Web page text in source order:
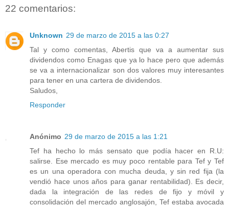
22 comentarios:
Unknown 29 de marzo de 2015 a las 0:27
Tal y como comentas, Abertis que va a aumentar sus
dividendos como Enagas que ya lo hace pero que además
se va a internacionalizar son dos valores muy interesantes
para tener en una cartera de dividendos.
Saludos,
Responder
Anónimo 29 de marzo de 2015 a las 1:21
Tef ha hecho lo más sensato que podía hacer en R.U:
salirse. Ese mercado es muy poco rentable para Tef y Tef
es un una operadora con mucha deuda, y sin red fija (la
vendió hace unos años para ganar rentabilidad). Es decir,
dada la integración de las redes de fijo y móvil y
consolidación del mercado anglosajón, Tef estaba avocada